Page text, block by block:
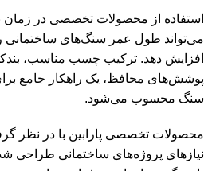
استفاده از محصولات تخصصی در
می‌تواند طول عمر سنگ‌های ساختمانی
افزایش دهد. ترکیب چسب مناسب،
پوشش‌های محافظ، یک راهکار جامع
سنگ محسوب می‌شود.
محصولات تخصصی پارابین با در نظر
نیازهای پروژه‌های ساختمانی طراحی